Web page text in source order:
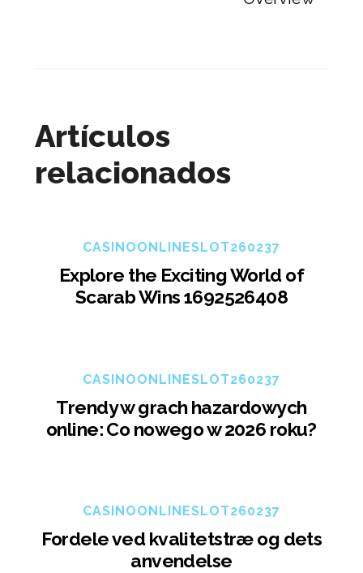
Artículos
relacionados
CASINOONLINESLOT260237
Explore the Exciting World of
Scarab Wins 1692526408
CASINOONLINESLOT260237
Trendy w grach hazardowych
online: Co nowego w 2026 roku?
CASINOONLINESLOT260237
Fordele ved kvalitetstræ og dets
anvendelse